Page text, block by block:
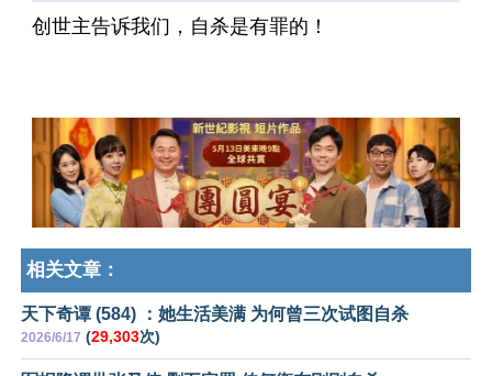
创世主告诉我们，自杀是有罪的！
相关文章：
天下奇谭 (584) ：她生活美满 为何曾三次试图自杀
2026/6/17 (29,303次)